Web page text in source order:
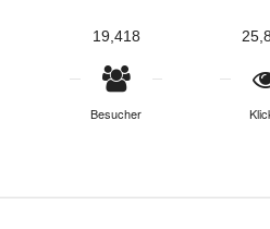
19,418
Besucher